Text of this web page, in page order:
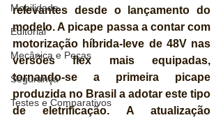
Mobilidade
Editorial
Mecânica e Peças
Segurança
Testes e Comparativos
relevantes desde o lançamento do
modelo. A picape passa a contar com
motorização híbrida-leve de 48V nas
versões flex mais equipadas,
tornando-se a primeira picape
produzida no Brasil a adotar este tipo
de eletrificação. A atualização